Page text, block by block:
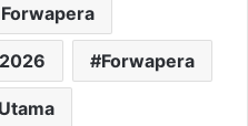
Forwapera